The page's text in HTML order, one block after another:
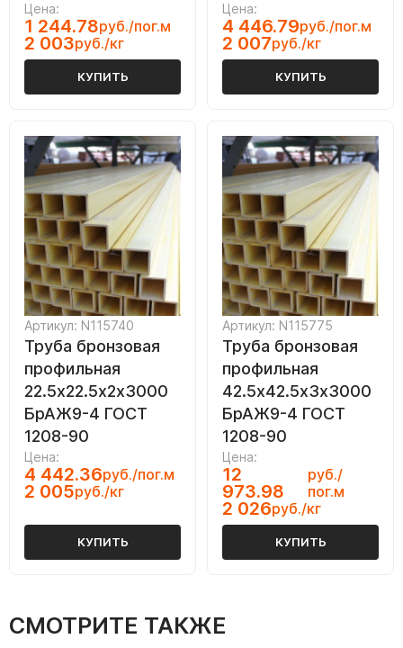
Цена:
1 244.78руб./пог.м
2 003руб./кг
КУПИТЬ
Цена:
4 446.79руб./пог.м
2 007руб./кг
КУПИТЬ
Артикул: N115740
Труба бронзовая
профильная
22.5х22.5х2х3000
БрАЖ9-4 ГОСТ
1208-90
Цена:
4 442.36руб./пог.м
2 005руб./кг
КУПИТЬ
Артикул: N115775
Труба бронзовая
профильная
42.5х42.5х3х3000
БрАЖ9-4 ГОСТ
1208-90
Цена:
12
973.98
руб./
пог.м
2 026руб./кг
КУПИТЬ
СМОТРИТЕ ТАКЖЕ